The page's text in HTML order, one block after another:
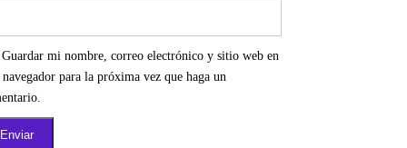
Guardar mi nombre, correo electrónico y sitio web en
navegador para la próxima vez que haga un